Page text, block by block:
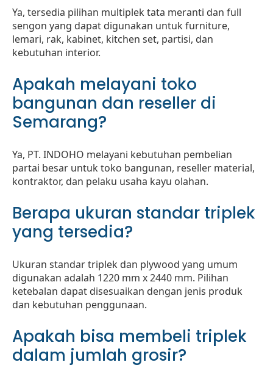
Ya, tersedia pilihan multiplek tata meranti dan full
sengon yang dapat digunakan untuk furniture,
lemari, rak, kabinet, kitchen set, partisi, dan
kebutuhan interior.
Apakah melayani toko
bangunan dan reseller di
Semarang?
Ya, PT. INDOHO melayani kebutuhan pembelian
partai besar untuk toko bangunan, reseller material,
kontraktor, dan pelaku usaha kayu olahan.
Berapa ukuran standar triplek
yang tersedia?
Ukuran standar triplek dan plywood yang umum
digunakan adalah 1220 mm x 2440 mm. Pilihan
ketebalan dapat disesuaikan dengan jenis produk
dan kebutuhan penggunaan.
Apakah bisa membeli triplek
dalam jumlah grosir?